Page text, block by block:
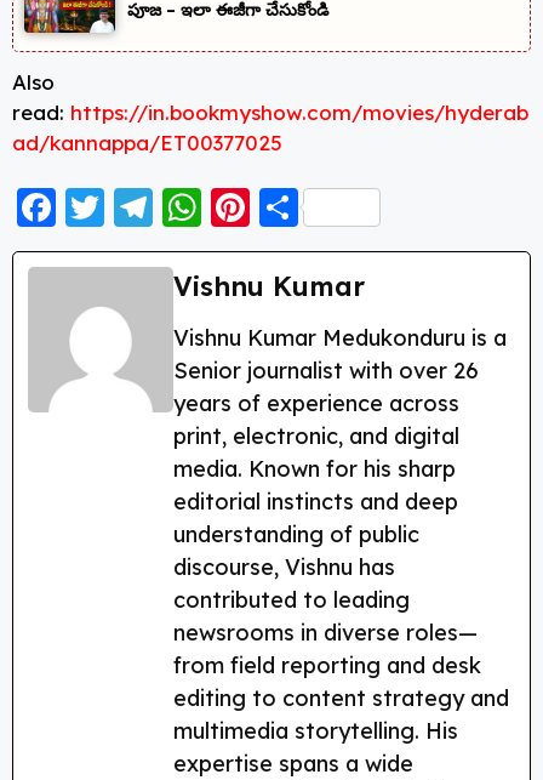
పూజ – ఇలా ఈజీగా చేసుకోండి
Also
read: https://in.bookmyshow.com/movies/hyderab
ad/kannappa/ET00377025
F
a
e
b
o
T
w
er
T
el
e
g
ra
m
W
h
a
ts
A
p
p
Pi
nt
er
e
st
S
h
a
re
Vishnu Kumar
Vishnu Kumar Medukonduru is a
Senior journalist with over 26
years of experience across
print, electronic, and digital
media. Known for his sharp
editorial instincts and deep
understanding of public
discourse, Vishnu has
contributed to leading
newsrooms in diverse roles—
from field reporting and desk
editing to content strategy and
multimedia storytelling. His
expertise spans a wide